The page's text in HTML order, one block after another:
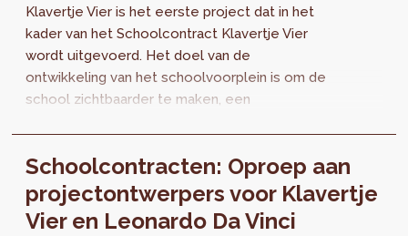
Klavertje Vier is het eerste project dat in het
kader van het Schoolcontract Klavertje Vier
wordt uitgevoerd. Het doel van de
ontwikkeling van het schoolvoorplein is om de
school zichtbaarder te maken, een
en de luchtkwaliteit te verbeteren.
Schoolcontracten: Oproep aan
projectontwerpers voor Klavertje
Vier en Leonardo Da Vinci